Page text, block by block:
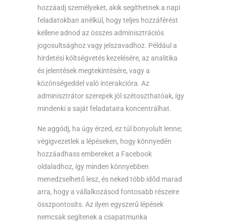
hozzáadj személyeket, akik segíthetnek a napi
feladatokban anélkül, hogy teljes hozzáférést
kellene adnod az összes adminisztrációs
jogosultsághoz vagy jelszavadhoz. Például a
hirdetési költségvetés kezelésére, az analitika
és jelentések megtekintésére, vagy a
közönségeddel való interakcióra. Az
adminisztrátor szerepek jól szétoszthatóak, így
mindenki a saját feladataira koncentrálhat.
Ne aggódj, ha úgy érzed, ez túl bonyolult lenne;
végigvezetlek a lépéseken, hogy könnyedén
hozzáadhass embereket a Facebook
oldaladhoz, így minden könnyebben
menedzselhető lesz, és neked több időd marad
arra, hogy a vállalkozásod fontosabb részeire
összpontosíts. Az ilyen egyszerű lépések
nemcsak segítenek a csapatmunka